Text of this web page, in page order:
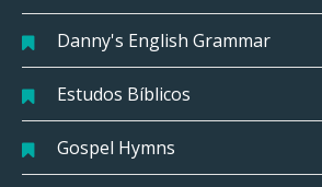
Danny's English Grammar
Estudos Bíblicos
Gospel Hymns